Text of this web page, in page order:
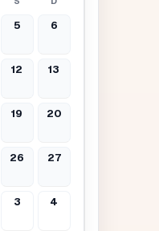
5 6
12 13
19 20
26 27
3 4